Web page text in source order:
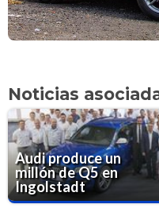
Noticias
Audi produce un
millón de Q5 en
Ingolstadt